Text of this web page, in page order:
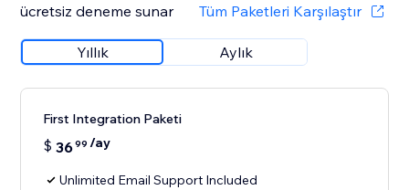
ücretsiz deneme sunar
Tüm Paketleri Karşılaştır
Yıllık Aylık
First Integration Paketi
$ 3699 /ay
Unlimited Email Support Included